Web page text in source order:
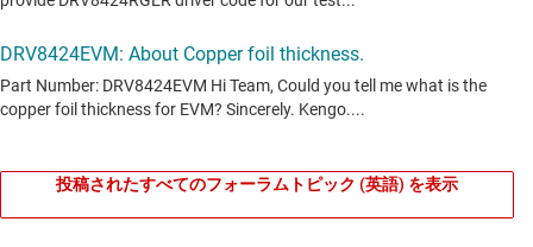
投稿されたすべてのフォーラムトピック (英語) を表示